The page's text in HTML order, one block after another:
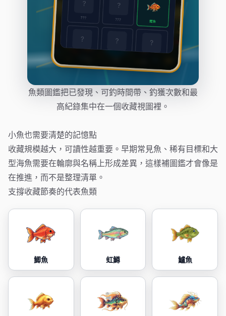
魚類圖鑑把已發現、可釣時間帶、釣獲次數和最
高紀錄集中在一個收藏視圖裡。
小魚也需要清楚的記憶點
收藏規模越大，可讀性越重要。早期常見魚、稀有目標和大
型海魚需要在輪廓與名稱上形成差異，這樣補圖鑑才會像是
在推進，而不是整理清單。
支撐收藏節奏的代表魚類
鯽魚 虹鱒 鱸魚